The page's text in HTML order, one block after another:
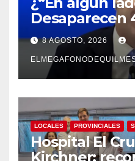
Desaparecen
presidente
responde con
8 AGOSTO, 2026
LOCALES PROVINCIALES
Hospital El
Kirchner: